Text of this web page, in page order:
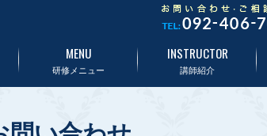
研修メニュー
MENU
講師紹介
INSTRUCTOR